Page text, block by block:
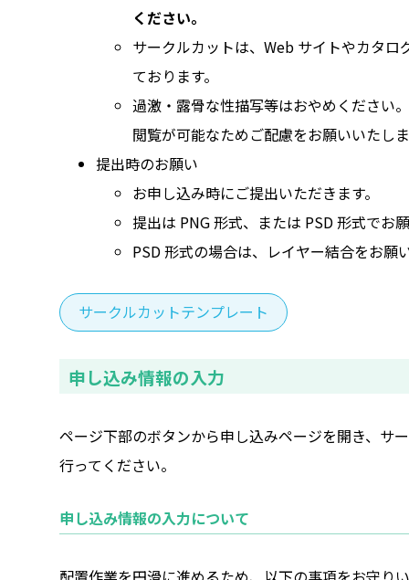
ください。
サークルカットは、Web サイトやカタロ
ております。
過激・露骨な性描写等はおやめください
閲覧が可能なためご配慮をお願いいたし
提出時のお願い
お申し込み時にご提出いただきます。
提出は PNG 形式、または PSD 形式でお
PSD 形式の場合は、レイヤー結合をお願
サークルカットテンプレート
申し込み情報の入力
ページ下部のボタンから申し込みページを開き、サ
行ってください。
申し込み情報の入力について